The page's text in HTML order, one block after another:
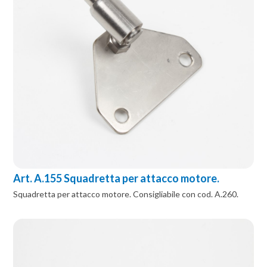
Art. A.155 Squadretta per attacco motore.
Squadretta per attacco motore. Consigliabile con cod. A.260.